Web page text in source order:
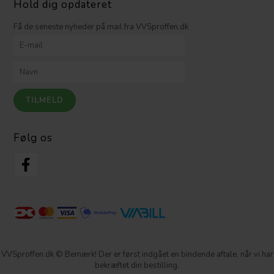
Hold dig opdateret
Få de seneste nyheder på mail fra VVSproffen.dk
Følg os
VVSproffen.dk © Bemærk! Der er først indgået en bindende aftale, når vi har
bekræftet din bestilling.